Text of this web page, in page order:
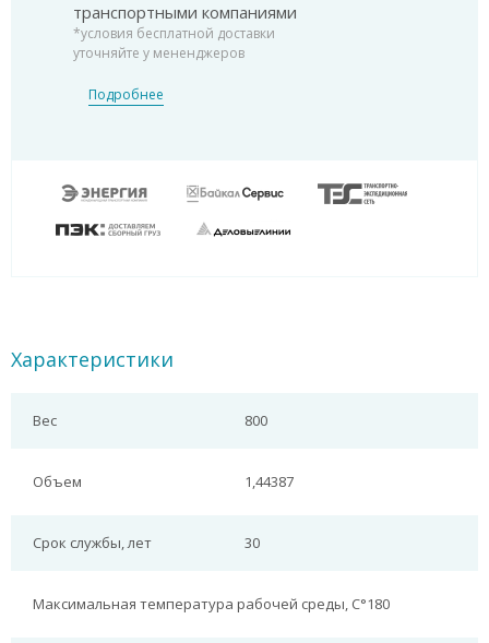
транспортными компаниями
*условия бесплатной доставки
уточняйте у мененджеров
Подробнее
Характеристики
Вес 800
Объем 1,44387
Срок службы, лет 30
Максимальная температура рабочей среды, С°180